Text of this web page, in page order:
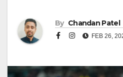
By Chandan Patel
FEB 26,